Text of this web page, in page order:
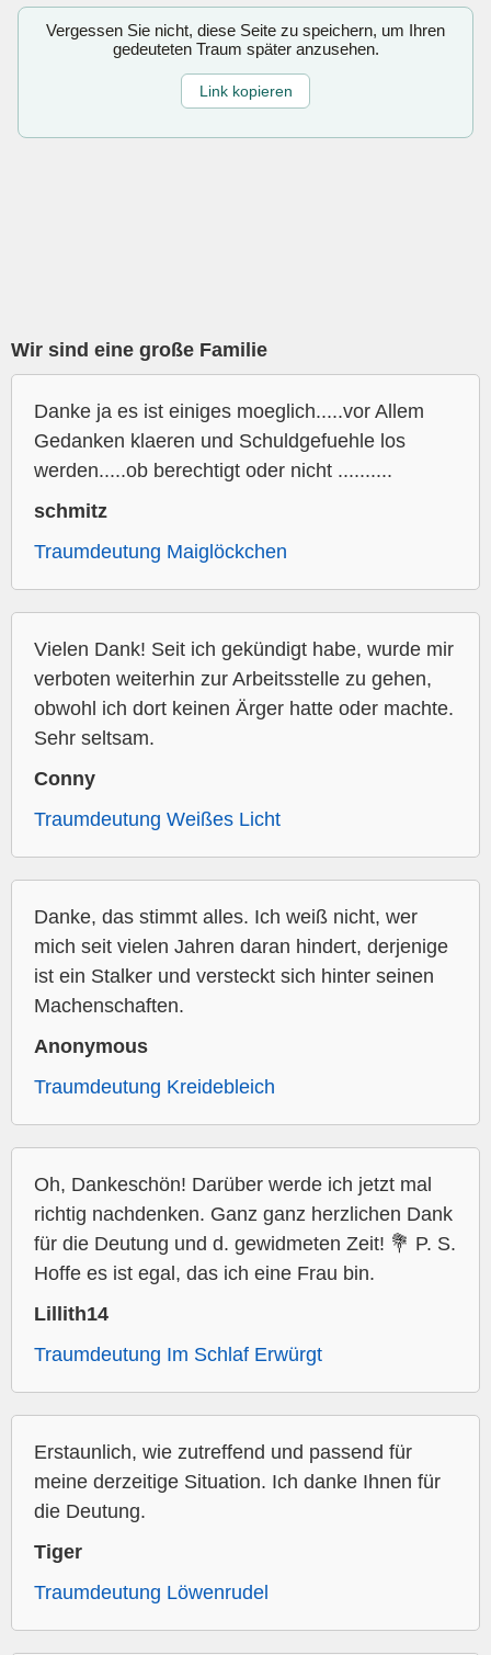
Vergessen Sie nicht, diese Seite zu speichern, um Ihren
gedeuteten Traum später anzusehen.
Link kopieren
Wir sind eine große Familie
Danke ja es ist einiges moeglich.....vor Allem
Gedanken klaeren und Schuldgefuehle los
werden.....ob berechtigt oder nicht ..........
schmitz
Traumdeutung Maiglöckchen
Vielen Dank! Seit ich gekündigt habe, wurde mir
verboten weiterhin zur Arbeitsstelle zu gehen,
obwohl ich dort keinen Ärger hatte oder machte.
Sehr seltsam.
Conny
Traumdeutung Weißes Licht
Danke, das stimmt alles. Ich weiß nicht, wer
mich seit vielen Jahren daran hindert, derjenige
ist ein Stalker und versteckt sich hinter seinen
Machenschaften.
Anonymous
Traumdeutung Kreidebleich
Oh, Dankeschön! Darüber werde ich jetzt mal
richtig nachdenken. Ganz ganz herzlichen Dank
für die Deutung und d. gewidmeten Zeit! 💐 P. S.
Hoffe es ist egal, das ich eine Frau bin.
Lillith14
Traumdeutung Im Schlaf Erwürgt
Erstaunlich, wie zutreffend und passend für
meine derzeitige Situation. Ich danke Ihnen für
die Deutung.
Tiger
Traumdeutung Löwenrudel